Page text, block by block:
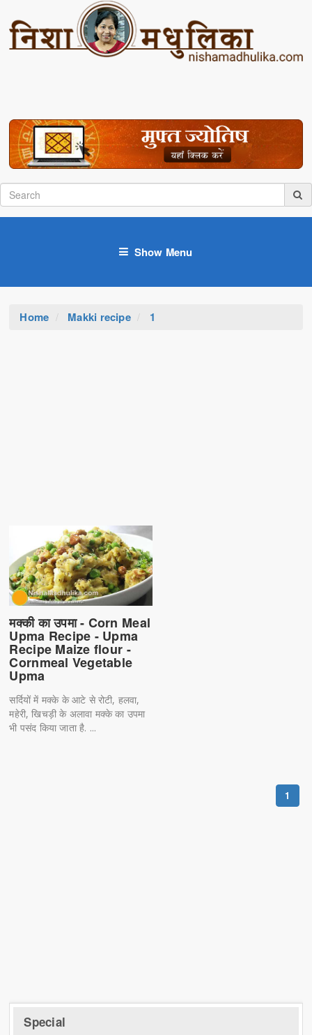
Show Menu
Home Makki recipe 1
मक्की का उपमा - Corn Meal
Upma Recipe - Upma
Recipe Maize flour -
Cornmeal Vegetable
Upma
सर्दियों में मक्के के आटे से रोटी, हलवा,
महेरी, खिचड़ी के अलावा मक्के का उपमा
भी पसंद किया जाता है. ...
1
Special